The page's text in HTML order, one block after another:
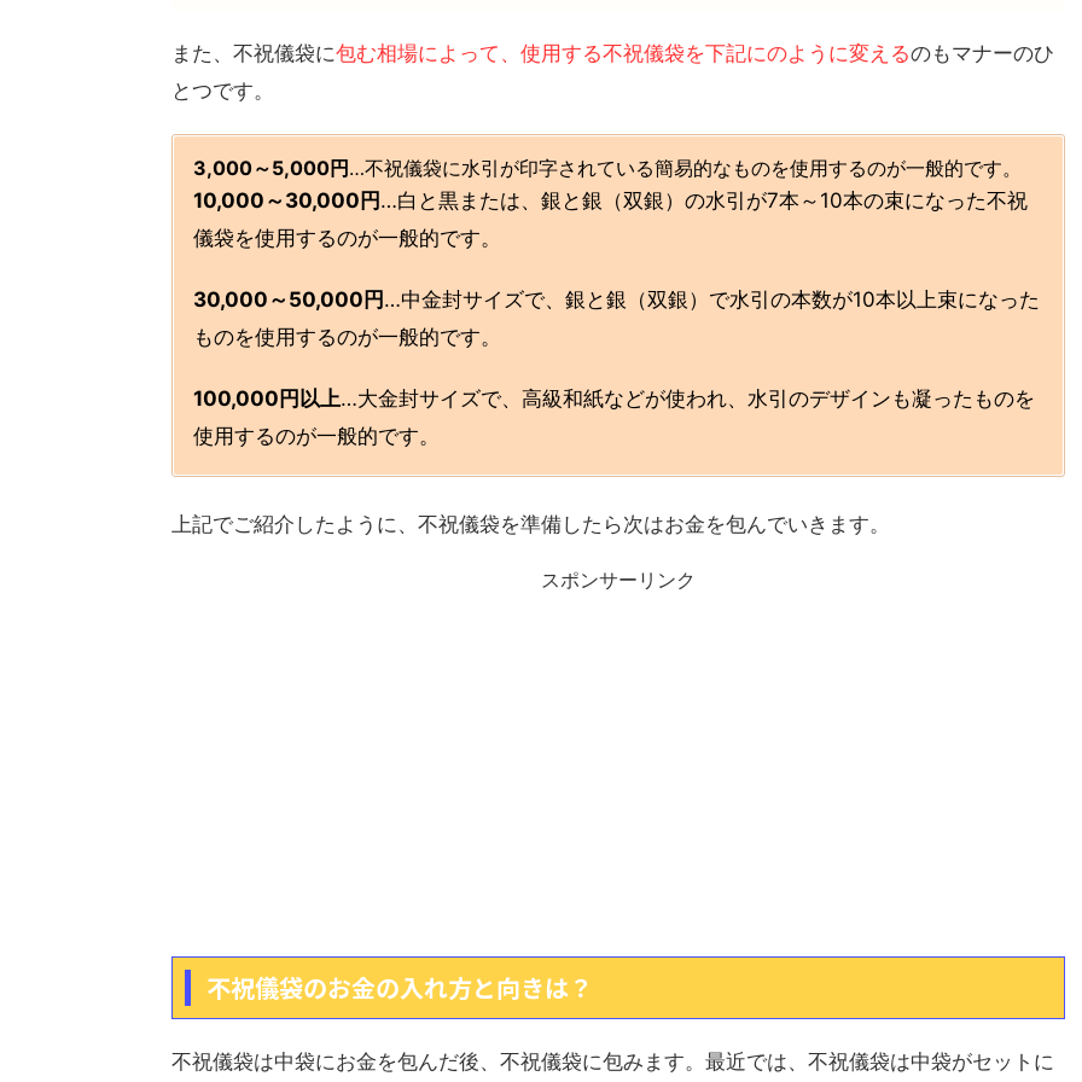
また、不祝儀袋に包む相場によって、使用する不祝儀袋を下記にのように変えるのもマナーのひ
とつです。
3,000～5,000円 …不祝儀袋に水引が印字されている簡易的なものを使用するのが一般的です。
10,000～30,000円 …白と黒または、銀と銀（双銀）の水引が7本～10本の束になった不祝
儀袋を使用するのが一般的です。
30,000～50,000円 …中金封サイズで、銀と銀（双銀）で水引の本数が10本以上束になった
ものを使用するのが一般的です。
100,000円以上…大金封サイズで、高級和紙などが使われ、水引のデザインも凝ったものを
使用するのが一般的です。
上記でご紹介したように、不祝儀袋を準備したら次はお金を包んでいきます。
スポンサーリンク
不祝儀袋のお金の入れ方と向きは？
不祝儀袋は中袋にお金を包んだ後、不祝儀袋に包みます。最近では、不祝儀袋は中袋がセットに